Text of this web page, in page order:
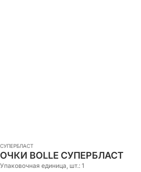
СУПЕРБЛАСТ
ОЧКИ BOLLE СУПЕРБЛАСТ
Упаковочная единица, шт.: 1